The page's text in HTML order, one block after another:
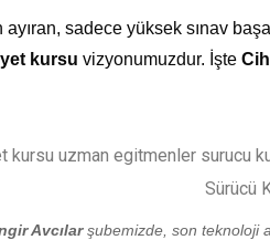
sadece yüksek sınav
kursu vizyonumuzdur. İşte
Avcılarşubemizde, son teknoloji